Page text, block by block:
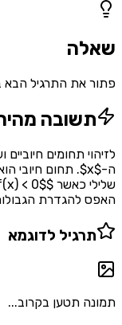
שאלה
פתור את התרגיל הבא
תשובה
לזיהוי תחומים
האפס להגדרת
תרגיל לדוגמא
תמונה תטען בקרוב...